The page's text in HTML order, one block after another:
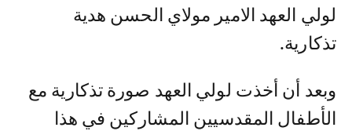
لولي العهد الامير مولاي الحسن هدية
تذكارية.
وبعد أن أخذت لولي العهد صورة تذكارية مع
الأطفال المقدسيين المشاركين في هذا